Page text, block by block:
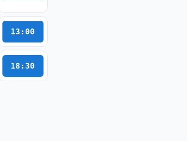
13:00
18:30